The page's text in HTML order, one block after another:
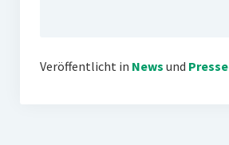
Veröffentlicht in News und